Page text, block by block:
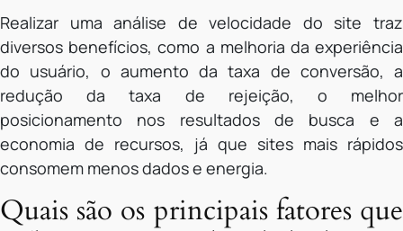
Realizar uma análise de velocidade do site traz
diversos benefícios, como a melhoria da experiência
do usuário, o aumento da taxa de conversão, a
redução da taxa de rejeição, o melhor
posicionamento nos resultados de busca e a
economia de recursos, já que sites mais rápidos
consomem menos dados e energia.
Quais são os principais fatores que